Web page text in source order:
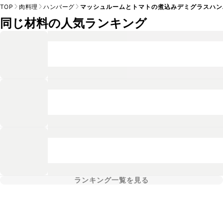
TOP 肉料理 ハンバーグ マッシュルームとトマトの煮込みデミグラスハ
同じ材料の人気ランキング
ランキング一覧を見る